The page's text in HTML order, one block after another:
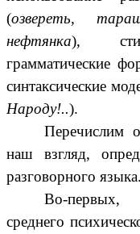
(озвереть,
нефтянка),
грамматические
синтаксические
Народу!..).
Перечислим
наш взгляд,
разговорного языка.
Во-первых,
среднего